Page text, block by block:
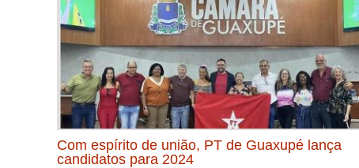
Com espírito de união, PT de Guaxupé lança
candidatos para 2024